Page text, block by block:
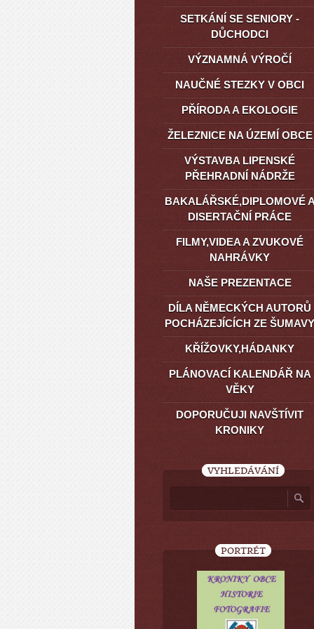
SETKÁNÍ SE SENIORY -
DŮCHODCI
VÝZNAMNÁ VÝROČÍ
NAUČNÉ STEZKY V OBCI
PŘÍRODA A EKOLOGIE
ŽELEZNICE NA ÚZEMÍ OBCE
VÝSTAVBA LIPENSKÉ
PŘEHRADNÍ NÁDRŽE
BAKALÁŘSKÉ,DIPLOMOVÉ
DISERTAČNÍ PRÁCE
FILMY,VIDEA A ZVUKOVÉ
NAHRÁVKY
NAŠE PREZENTACE
DÍLA NĚMECKÝCH AUTORŮ
POCHÁZEJÍCÍCH ZE ŠUMAVY
KŘÍŽOVKY,HÁDANKY
PLÁNOVACÍ KALENDÁŘ NA
VĚKY
DOPORUČUJI NAVŠTÍVIT
KRONIKY
VYHLEDÁVÁNÍ
PORTRÉT